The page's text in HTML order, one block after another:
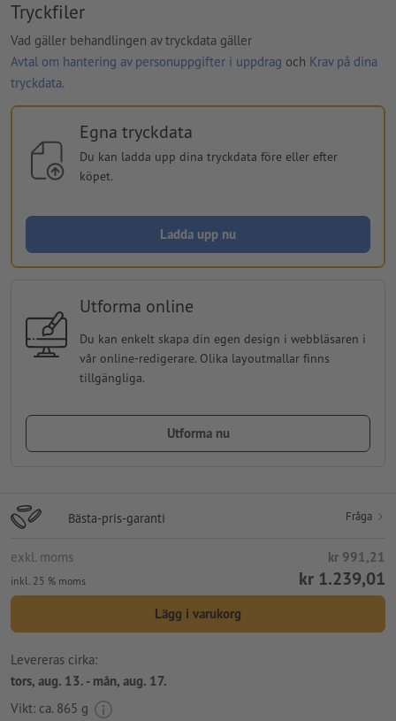
Tryckfiler
Vad gäller behandlingen av tryckdata gäller
Avtal om hantering av personuppgifter i uppdrag och Krav på dina
tryckdata.
Egna tryckdata
Du kan ladda upp dina tryckdata före eller efter
köpet.
Ladda upp nu
Utforma online
Du kan enkelt skapa din egen design i webbläsaren i
vår online-redigerare. Olika layoutmallar finns
tillgängliga.
Utforma nu
Bästa-pris-garanti Fråga
exkl. moms kr 991,21
inkl. 25 % moms kr 1.239,01
Lägg i varukorg
Levereras cirka:
tors, aug. 13. - mån, aug. 17.
Vikt: ca. 865 g